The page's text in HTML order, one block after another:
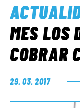
SERVICIOS
INFORMES
FUERA DE
MES LOS
COBRAR
29. 03. 2017